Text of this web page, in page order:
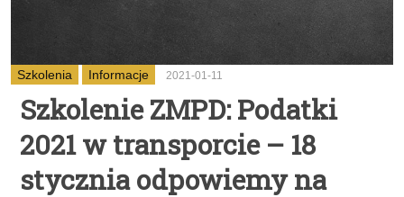
Szkolenia Informacje 2021-01-11
Szkolenie ZMPD: Podatki
2021 w transporcie – 18
stycznia odpowiemy na